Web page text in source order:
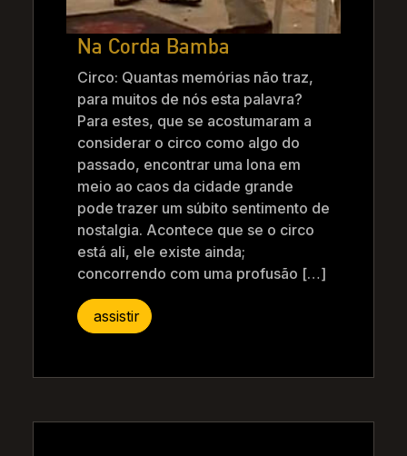
Na Corda Bamba
Circo: Quantas memórias não traz,
para muitos de nós esta palavra?
Para estes, que se acostumaram a
considerar o circo como algo do
passado, encontrar uma lona em
meio ao caos da cidade grande
pode trazer um súbito sentimento de
nostalgia. Acontece que se o circo
está ali, ele existe ainda;
concorrendo com uma profusão […]
assistir